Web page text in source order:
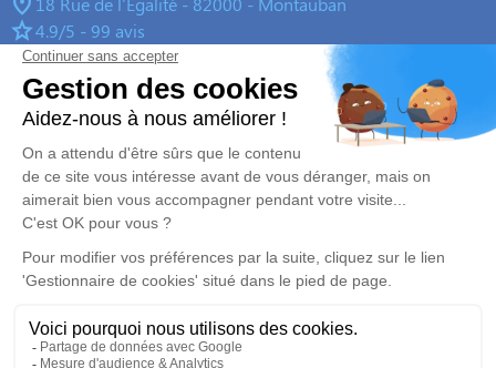
4.9/5 - 99 avis
Florian LECLERC ETS DELILLE
05 36 40 53 54
3460 Route Nord - 82000 - Montauban
4.9/5 - 50 avis
Florian LECLERC ETS DELILLE
05 36 40 03 47
3, Rue de l'église - 82700 - Montech
5/5 - 65 avis